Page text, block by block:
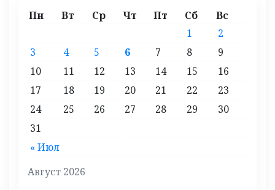
Август 2026
Пн Вт Ср Чт Пт Сб Вс
« Июл
1
2
3
4 5 6 7 8
9
10
11 12 13 14 15
16
17
18 19 20 21 22
23
24
25 26 27 28 29
30
31